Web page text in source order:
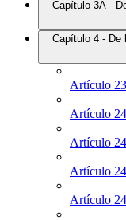
Capítulo 3A -
Capítulo 4 - De
Artículo
Artículo
Artículo
Artículo
Artículo